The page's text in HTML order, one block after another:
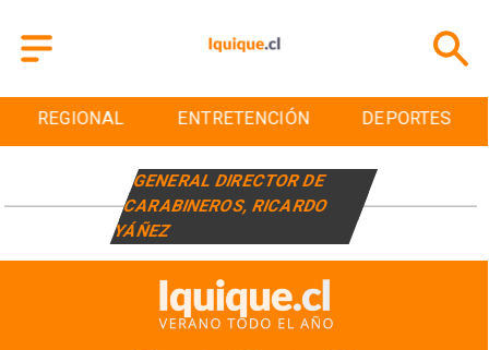
REGIONAL ENTRETENCIÓN DEPORTES
GENERAL DIRECTOR DE
CARABINEROS, RICARDO
YÁÑEZ